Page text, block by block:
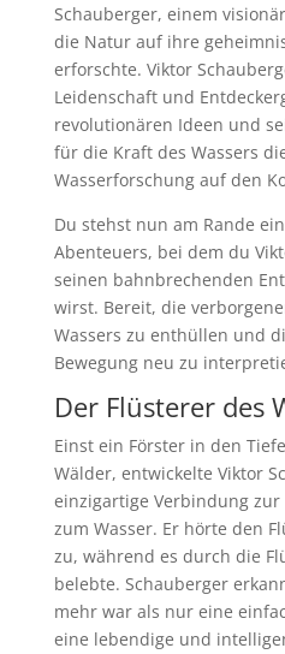
Schauberger, einem
die Natur auf ihre
erforschte. Viktor
Leidenschaft und
revolutionären Ideen und
für die Kraft des Wassers
Wasserforschung auf den
Du stehst nun am Rande
Abenteuers, bei dem du
seinen bahnbrechenden
wirst. Bereit, die
Wassers zu enthüllen und
Bewegung neu zu
Der Flüsterer des
Einst ein Förster in den
Wälder, entwickelte Viktor
einzigartige Verbindung
zum Wasser. Er hörte den
zu, während es durch die
belebte. Schauberger
mehr war als nur eine
eine lebendige und